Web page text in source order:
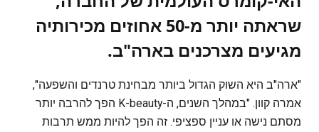
שראתה יותר מ-50 אחוזים מכירותיה
מגיעים מצרכנים בארה"ב.
"ארה"ב היא השוק הגדול ביותר מבחינת טרנדים והשפעה",
אמרה קוון. "במהלך השנים, ה-K-beauty הפך להרבה יותר
מסתם נישה או עניין ספציפי. זה הפך להיות ממש תרבות